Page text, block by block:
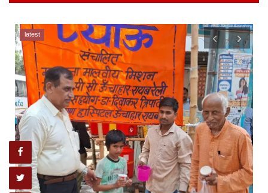
latest